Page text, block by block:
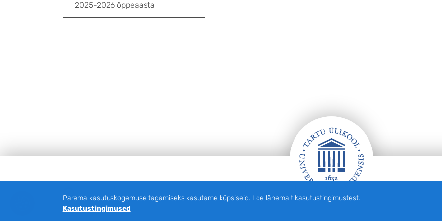
2025-2026 õppeaasta
Parema kasutuskogemuse tagamiseks kasutame küpsiseid. Loe lähemalt kasutustingimustest.
Kasutustingimused